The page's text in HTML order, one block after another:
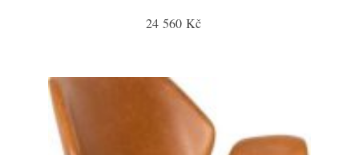
24 560 Kč